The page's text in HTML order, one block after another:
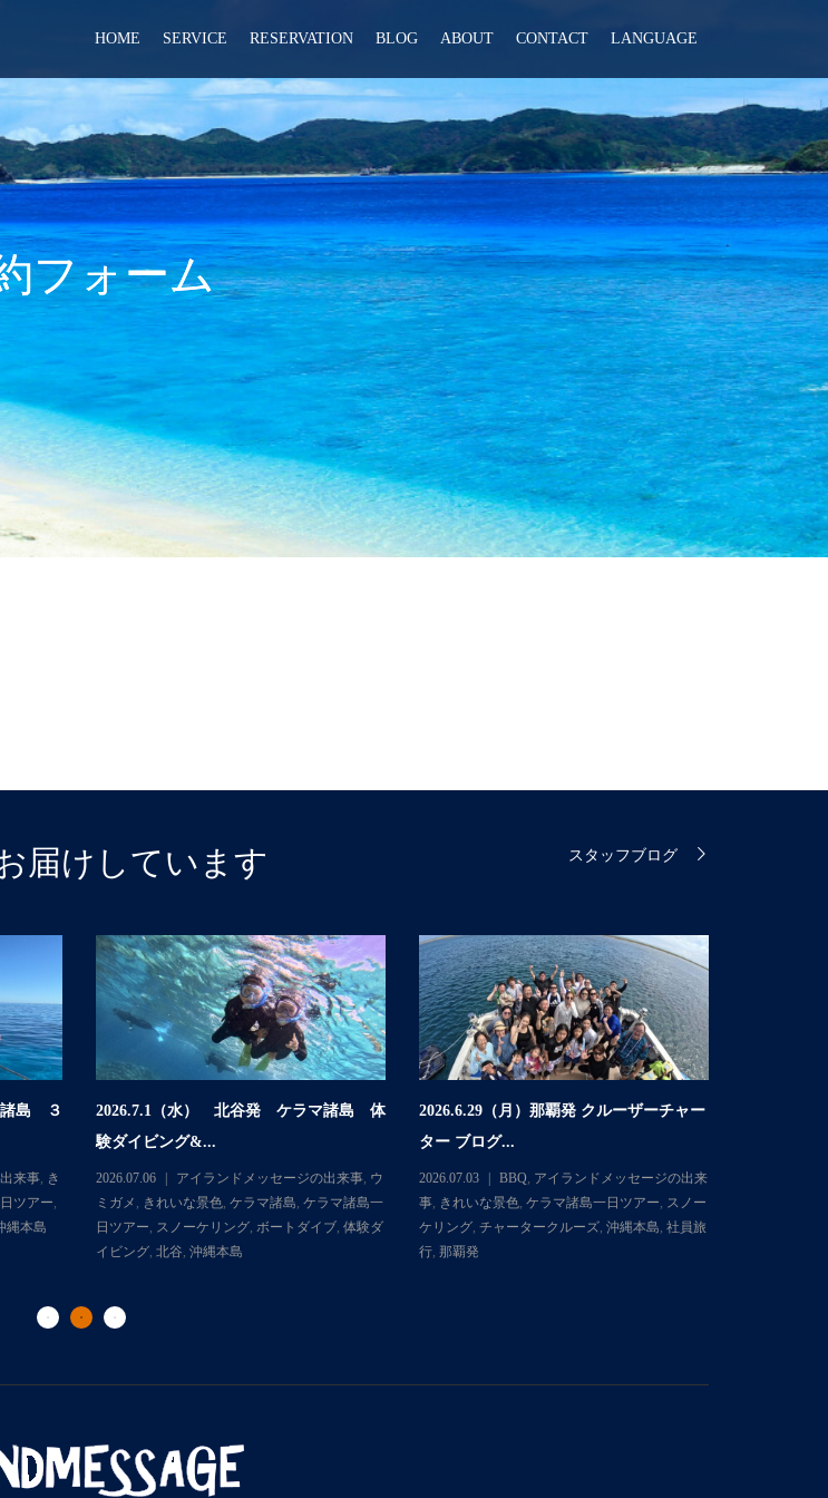
HOME SERVICE RESERVATION BLOG ABOUT CONTACT LANGUAGE
フォーム
届けしています スタッフブログ
諸島 ３
来事, き
ツアー
縄本島
2026.7.1（水） 北谷発 ケラマ諸島 体
験ダイビング&...
2026.07.06 アイランドメッセージの出来事, ウ
ミガメ
きれいな景色, ケラマ諸島 ケラマ諸島一
日ツアー
スノーケリング, ボートダイブ, 体験ダ
イビング, 北谷 沖縄本島
2026.6.29（月）那覇発 クルーザーチャー
ター ブログ...
2026.07.03 BBQ アイランドメッセージの出来
事, きれいな景色, ケラマ諸島一日ツアー
スノー
ケリング, チャータークルーズ, 沖縄本島 社員旅
行, 那覇発